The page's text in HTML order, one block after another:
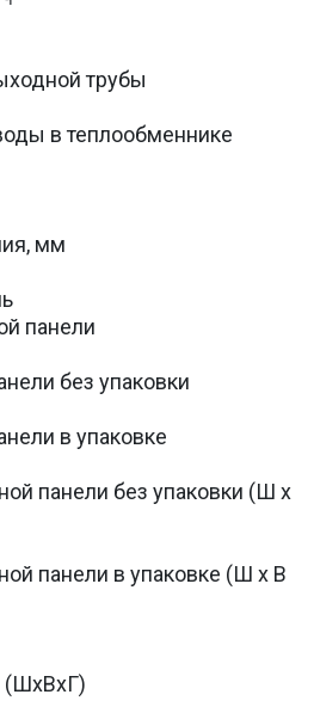
трубы
в теплообменнике
мм
панели
без упаковки
в упаковке
панели без упаковки (Ш х
панели в упаковке (Ш х В
(ШхВхГ)